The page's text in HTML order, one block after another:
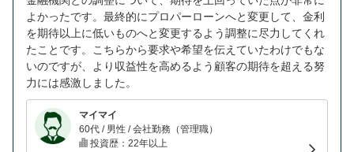
よかったです。最終的にプロパーローンへと変更して、金利
を期待以上に低いものへと変更するよう調整に尽力してくれ
たことです。こちらから要求や希望を伝えていたわけでもな
いのですが、より収益性を高めるよう顧客の期待を超える努
力には感激しました。
マイマイ
60代 / 男性 / 会社勤務（管理職）
投資歴：22年以上